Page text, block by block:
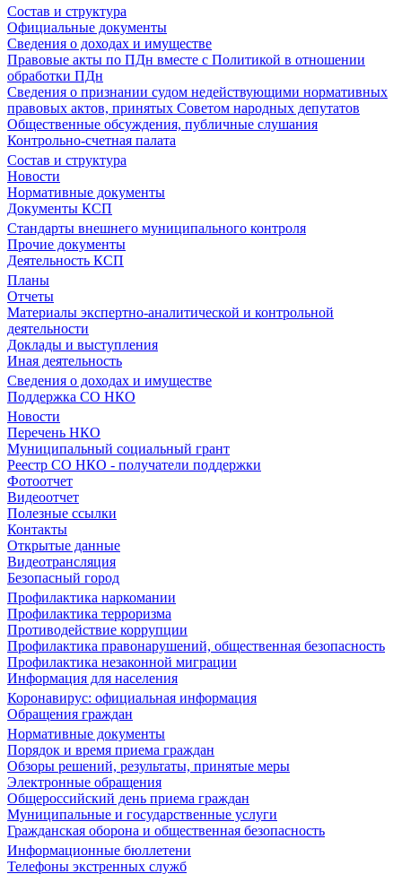
Состав и структура
Официальные документы
Сведения о доходах и имуществе
Правовые акты по ПДн вместе с Политикой в отношении
обработки ПДн
Сведения о признании судом недействующими нормативных
правовых актов, принятых Советом народных депутатов
Общественные обсуждения, публичные слушания
Контрольно-счетная палата
Состав и структура
Новости
Нормативные документы
Документы КСП
Стандарты внешнего муниципального контроля
Прочие документы
Деятельность КСП
Планы
Отчеты
Материалы экспертно-аналитической и контрольной
деятельности
Доклады и выступления
Иная деятельность
Сведения о доходах и имуществе
Поддержка СО НКО
Новости
Перечень НКО
Муниципальный социальный грант
Реестр СО НКО - получатели поддержки
Фотоотчет
Видеоотчет
Полезные ссылки
Контакты
Открытые данные
Видеотрансляция
Безопасный город
Профилактика наркомании
Профилактика терроризма
Противодействие коррупции
Профилактика правонарушений, общественная безопасность
Профилактика незаконной миграции
Информация для населения
Коронавирус: официальная информация
Обращения граждан
Нормативные документы
Порядок и время приема граждан
Обзоры решений, результаты, принятые меры
Электронные обращения
Общероссийский день приема граждан
Муниципальные и государственные услуги
Гражданская оборона и общественная безопасность
Информационные бюллетени
Телефоны экстренных служб